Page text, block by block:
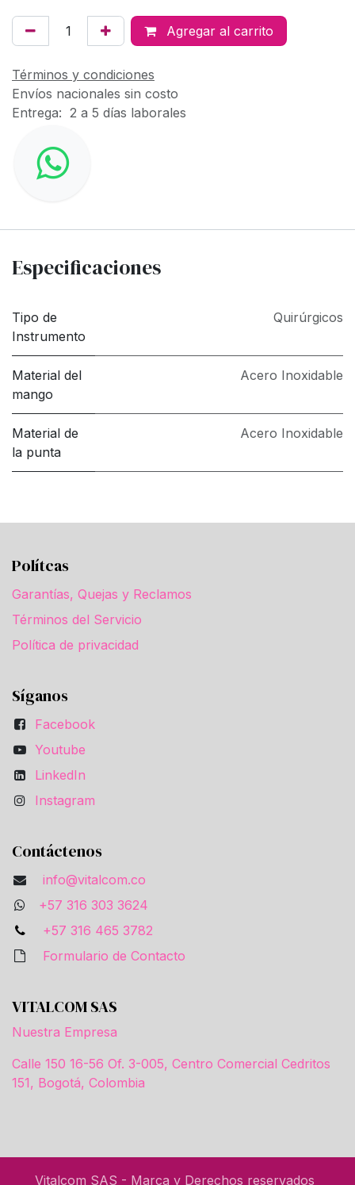
Agregar al carrito
Términos y condiciones
Envíos nacionales sin costo
Entrega: 2 a 5 días laborales
Especificaciones
Tipo de
Instrumento
Quirúrgicos
Material del
mango
Acero Inoxidable
Material de
la punta
Acero Inoxidable
Polítcas
Garantías, Quejas y Reclamos
Términos del Servicio
Política de privacidad
Síganos
Facebook
Youtube
LinkedIn
Instagram
Contáctenos
info@vitalcom.co
+57 316 303 3624
+57 316 465 3782
Formulario de Contacto
VITALCOM SAS
Nuestra Empresa
Calle 150 16-56 Of. 3-005, Centro Comercial Cedritos
151, Bogotá, Colombia
Vitalcom SAS - Marca y Derechos reservados